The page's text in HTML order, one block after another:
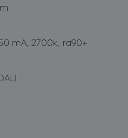
mA, 2700k, ra90+